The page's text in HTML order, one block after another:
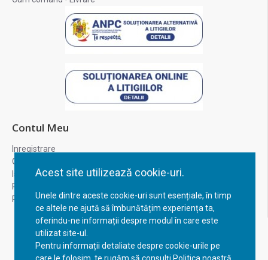
Acest site utilizează cookie-uri.
Unele dintre aceste cookie-uri sunt esențiale, în timp
ce altele ne ajută să îmbunătățim experiența ta,
oferindu-ne informații despre modul în care este
utilizat site-ul.
Pentru informații detaliate despre cookie-urile pe
Contul Meu
Inregistrare
Contul meu
Istoric comenzi
Recuperare parola
Returnare produs